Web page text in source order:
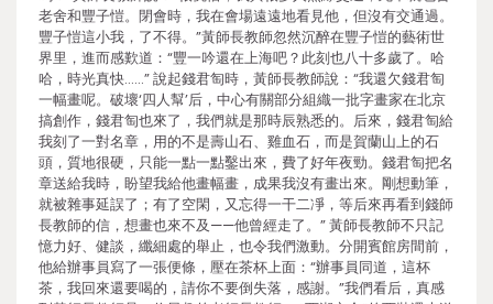
老舍和豐子愷。閉會時，我在會場遠遠地看見他，但沒有交通過。
豐子愷這小我，了不得。”黃師長教師忽然沉醉在豐子愷的藝術世
界里，進而感歎道：“豐一吟還在上海吧？此刻也八十多歲了。哈
哈，時光真快……” 說起錢君匋時，黃師長教師說：“我還欠錢君匋
一幅畫呢。破壞‘四人幫’后，中心有關部分組織一批字畫家在北京
搞創作，錢君匋也來了，我們就是那時辰熟悉的。后來，錢君匋給
我刻了一對名章，用的不是壽山石、雞血石，而是賀蘭山上的石
頭，質地很硬，只能一點一點鑿出來，費了好年夜勁。錢君匋把名
章送給我時，盼望我給他畫幅畫，成果我沒有畫出來。剛想動筆，
就被雜事延誤了；有了空閑，又忘得一干二凈，等后來再看到錢師
長教師的信，想畫也來不及——他曾經走了。” 黃師長教師不只記
憶力好、健談，纖細處的舉止，也令我們激動。分開賓館房間前，
他給辦事員寫了一張便條，壓在茶杯上面：“辦事員同道，這杯
茶，我回來還要喝的，請你不要倒失落，感謝。”我們看后，真感